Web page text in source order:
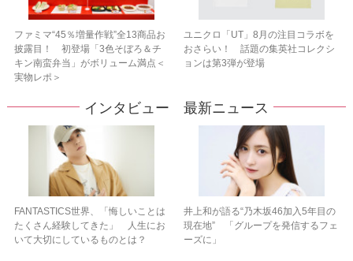
ファミマ“45％増量作戦”全13商品お
披露目！ 初登場「3色そぼろ＆チ
キン南蛮弁当」がボリューム満点＜
実物レポ＞
ユニクロ「UT」8月の注目コラボを
おさらい！ 話題の集英社コレクシ
ョンは第3弾が登場
インタビュー 最新ニュース
FANTASTICS世界、「悔しいことは
たくさん経験してきた」 人生にお
いて大切にしているものとは？
井上和が語る“乃木坂46加入5年目の
現在地” 「グループを発信するフェ
ーズに」